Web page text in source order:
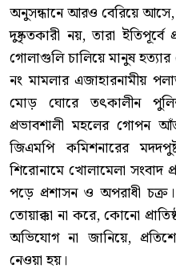
অনুসন্ধানে আরও বেরিয়ে আসে,
দুষ্কৃতকারী নয়, তারা
গোলাগুলি চালিয়ে মানুষ
নং মামলার এজাহারনামীয়
মোড় ঘোরে তৎকালীন
প্রভাবশালী মহলের গোপন
জিএমপি কমিশনারের
শিরোনামে খোলামেলা সংবাদ
পড়ে প্রশাসন ও অপরাধী চক্র।
তোয়াক্কা না করে, কোনো
অভিযোগ না জানিয়ে,
নেওয়া হয়।